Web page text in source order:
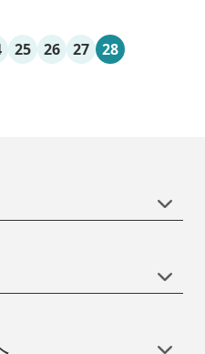
25 26 27 28